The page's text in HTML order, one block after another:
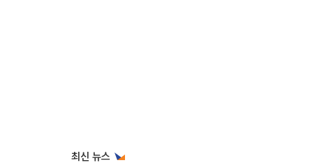
최신 뉴스